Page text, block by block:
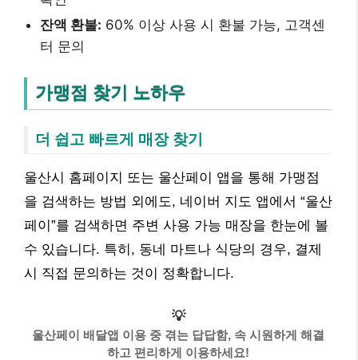
잔액 환불: 60% 이상 사용 시 환불 가능, 고객센
터 문의
가맹점 찾기 노하우
더 쉽고 빠르게 매장 찾기
울산시 홈페이지 또는 울산페이 앱을 통해 가맹점
을 검색하는 방법 외에도, 네이버 지도 앱에서 “울산
페이”를 검색하면 주변 사용 가능 매장을 한눈에 볼
수 있습니다. 특히, 동네 마트나 식당의 경우, 결제
시 직접 문의하는 것이 정확합니다.
💡
울산페이 배달앱 이용 중 겪는 답답함, 속 시원하게 해결
하고 편리하게 이용하세요!